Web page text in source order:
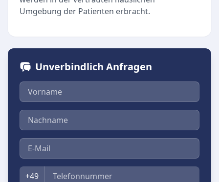
Umgebung der Patienten erbracht.
Unverbindlich Anfragen
Vorname
Nachname
E-Mail
Telefon
+49